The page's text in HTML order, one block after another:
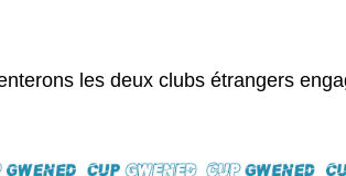
les deux clubs étrangers